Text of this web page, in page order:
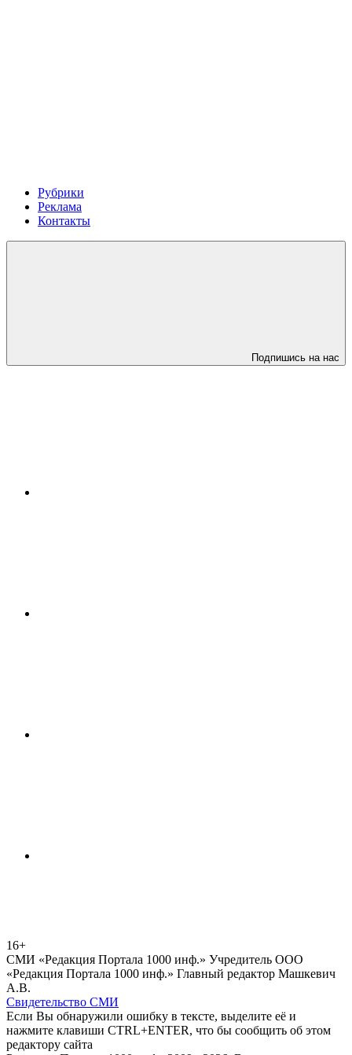
Рубрики
Реклама
Контакты
Подпишись на нас
16+
СМИ «Редакция Портала 1000 инф.» Учредитель ООО
«Редакция Портала 1000 инф.» Главный редактор Машкевич
А.В.
Свидетельство СМИ
Если Вы обнаружили ошибку в тексте, выделите её и
нажмите клавиши CTRL+ENTER, что бы сообщить об этом
редактору сайта